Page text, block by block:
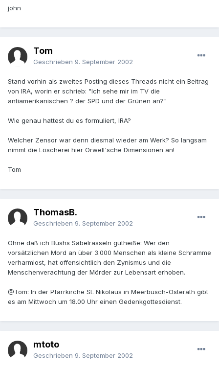
john
Tom
Geschrieben 9. September 2002
Stand vorhin als zweites Posting dieses Threads nicht ein Beitrag
von IRA, worin er schrieb: "Ich sehe mir im TV die
antiamerikanischen ? der SPD und der Grünen an?"
Wie genau hattest du es formuliert, IRA?
Welcher Zensor war denn diesmal wieder am Werk? So langsam
nimmt die Löscherei hier Orwell'sche Dimensionen an!
Tom
ThomasB.
Geschrieben 9. September 2002
Ohne daß ich Bushs Säbelrasseln gutheiße: Wer den
vorsätzlichen Mord an über 3.000 Menschen als kleine Schramme
verharmlost, hat offensichtlich den Zynismus und die
Menschenverachtung der Mörder zur Lebensart erhoben.
@Tom: In der Pfarrkirche St. Nikolaus in Meerbusch-Osterath gibt
es am Mittwoch um 18.00 Uhr einen Gedenkgottesdienst.
mtoto
Geschrieben 9. September 2002